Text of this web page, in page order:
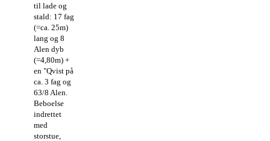
til lade og
stald: 17 fag
(=ca. 25m)
lang og 8
Alen dyb
(=4,80m) +
en "Qvist på
ca. 3 fag og
63/8 Alen.
Beboelse
indrettet
med
storstue,